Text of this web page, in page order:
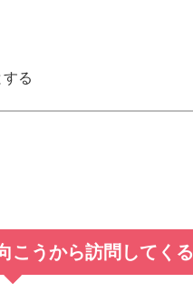
る
こうから訪問してくる